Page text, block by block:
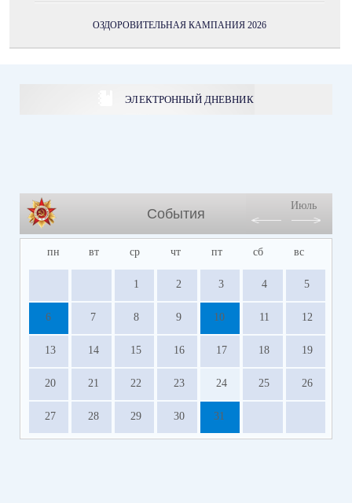
ОЗДОРОВИТЕЛЬНАЯ КАМПАНИЯ 2026
ЭЛЕКТРОННЫЙ ДНЕВНИК
События
Июль
пн вт ср чт пт сб вс
1 2 3 4 5
6 7 8 9 10 11 12
13 14 15 16 17 18 19
20 21 22 23 24 25 26
27 28 29 30 31